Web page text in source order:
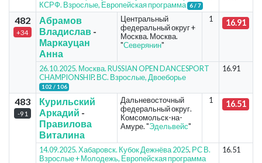
КСРФ. Взрослые, Европейская программа 6 / 7
482
+34
Абрамов
Владислав-
Маркауцан
Анна
Центральный
федеральный округ +
Москва. Москва.
"Северянин"
1 16.91
26.10.2025. Москва. RUSSIAN OPEN DANCESPORT
CHAMPIONSHIP. ВС. Взрослые, Двоеборье
102 / 106
16.91
483
-91
Курильский
Аркадий -
Правилова
Виталина
Дальневосточный
федеральный округ.
Комсомольск-на-
Амуре. "Эдельвейс"
1 16.51
14.09.2025. Хабаровск. Кубок Дежнёва 2025. РС В.
Взрослые + Молодежь, Европейская программа
16.51